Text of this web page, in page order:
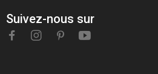
Suivez-nous sur